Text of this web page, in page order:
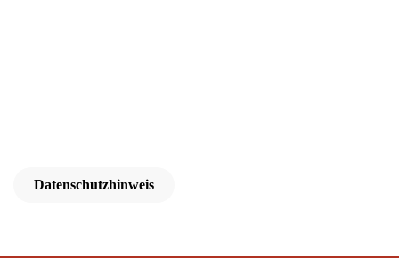
Datenschutzhinweis